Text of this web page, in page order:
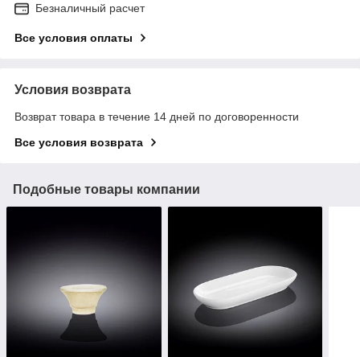
Безналичный расчет
Все условия оплаты
Условия возврата
Возврат товара в течение 14 дней по договоренности
Все условия возврата
Подобные товары компании